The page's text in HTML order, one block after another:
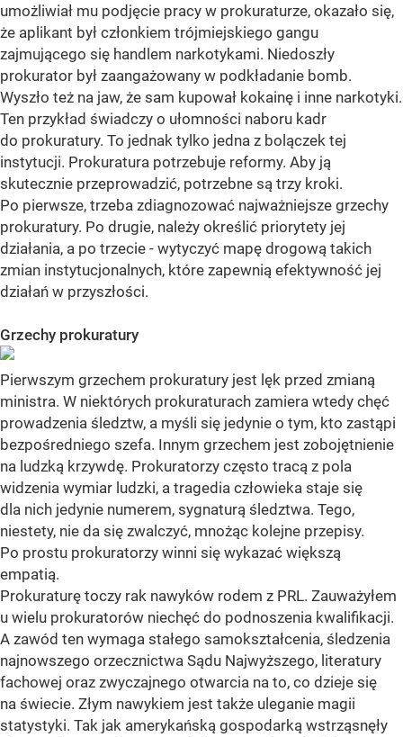
umożliwiał mu podjęcie pracy w prokuraturze, okazało się,
że aplikant był członkiem trójmiejskiego gangu
zajmującego się handlem narkotykami. Niedoszły
prokurator był zaangażowany w podkładanie bomb.
Wyszło też na jaw, że sam kupował kokainę i inne narkotyki.
Ten przykład świadczy o ułomności naboru kadr
do prokuratury. To jednak tylko jedna z bolączek tej
instytucji. Prokuratura potrzebuje reformy. Aby ją
skutecznie przeprowadzić, potrzebne są trzy kroki.
Po pierwsze, trzeba zdiagnozować najważniejsze grzechy
prokuratury. Po drugie, należy określić priorytety jej
działania, a po trzecie - wytyczyć mapę drogową takich
zmian instytucjonalnych, które zapewnią efektywność jej
działań w przyszłości.
Grzechy prokuratury
Pierwszym grzechem prokuratury jest lęk przed zmianą
ministra. W niektórych prokuraturach zamiera wtedy chęć
prowadzenia śledztw, a myśli się jedynie o tym, kto zastąpi
bezpośredniego szefa. Innym grzechem jest zobojętnienie
na ludzką krzywdę. Prokuratorzy często tracą z pola
widzenia wymiar ludzki, a tragedia człowieka staje się
dla nich jedynie numerem, sygnaturą śledztwa. Tego,
niestety, nie da się zwalczyć, mnożąc kolejne przepisy.
Po prostu prokuratorzy winni się wykazać większą
empatią.
Prokuraturę toczy rak nawyków rodem z PRL. Zauważyłem
u wielu prokuratorów niechęć do podnoszenia kwalifikacji.
A zawód ten wymaga stałego samokształcenia, śledzenia
najnowszego orzecznictwa Sądu Najwyższego, literatury
fachowej oraz zwyczajnego otwarcia na to, co dzieje się
na świecie. Złym nawykiem jest także uleganie magii
statystyki. Tak jak amerykańską gospodarką wstrząsnęły